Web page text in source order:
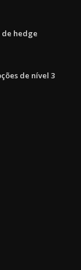
hedge
de nível 3